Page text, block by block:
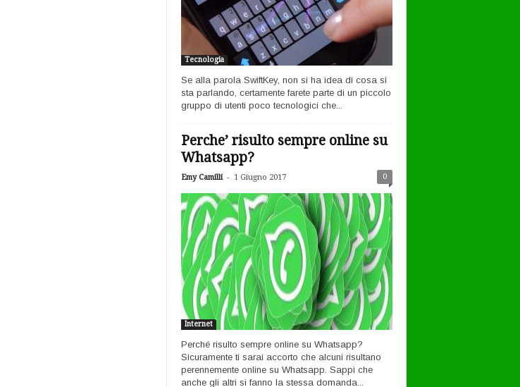
Tecnologia
Se alla parola SwiftKey, non si ha idea di cosa si
sta parlando, certamente farete parte di un piccolo
gruppo di utenti poco tecnologici che...
Perche’ risulto sempre online su
Whatsapp?
Emy Camilli - 1 Giugno 2017 0
Internet
Perché risulto sempre online su Whatsapp?
Sicuramente ti sarai accorto che alcuni risultano
perennemente online su Whatsapp. Sappi che
anche gli altri si fanno la stessa domanda...